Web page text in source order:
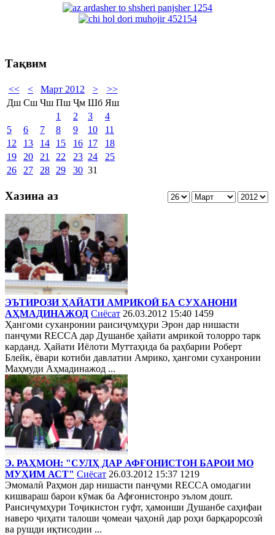
Тақвим
<< < Март 2012 >
>>
Дш Сш Чш Пш Ҷм Шб Яш
1
2 3
4
5
6 7 8 9 10
11
12
13 14 15 16 17
18
19
20 21 22 23 24
25
26
27 28 29 30 31
Хазина аз
ЭЪТИРОЗИ ҲАЙАТИ АМРИКОӢ БА СУХАНОНИ
АҲМАДИНАЖОД Сиёсат 26.03.2012 15:40 1459
Ҳангоми суханронии раисиҷумҳури Эрон дар нишасти
панҷуми RECCA дар Душанбе ҳайати амрикоӣ толорро тарк
карданд. Ҳайати Иёлоти Муттаҳида ба раҳбарии Роберт
Блейк, ёвари котиби давлатии Амрико, ҳангоми суханронии
Маҳмуди Аҳмадинажод ...
Э. РАҲМОН: "СУЛҲ ДАР АФҒОНИСТОН БАРОИ МО
МУҲИМ АСТ" Сиёсат 26.03.2012 15:37 1219
Эмомалӣ Раҳмон дар нишасти панҷуми RECCA омодагии
кишвараш барои кӯмак ба Афғонистонро эълом дошт.
Раисиҷумҳури Тоҷикистон гуфт, ҳамоиши Душанбе саҳифаи
наверо ҷиҳати талоши ҷомеаи ҷаҳонӣ дар роҳи барқарорсозӣ
ва рушди иқтисодии ...